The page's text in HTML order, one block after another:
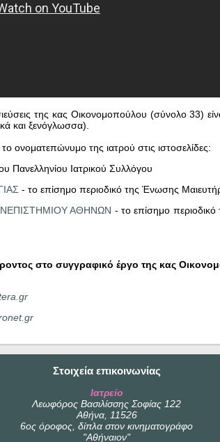
της κας Οικονομοπούλου (σύνολο 33)
και ξενόγλωσσα).
ονοματεπώνυμο της ιατρού στις ιστοσελίδες:
Πανελληνίου Ιατρικού Συλλόγου
- το επίσημο περιοδικό της Ένωσης
ΑΘΗΝΩΝ - το επίσημο περιοδικό
στο συγγραφικό έργο της κας
Στοιχεία επικοινωνίας
Ιατρείο
Λεωφόρος Βασιλίσσης Σοφίας 122
Αθήνα, 11526
6ος όροφος, δίπλα στον κινηματογράφο
"Αθήναιον"